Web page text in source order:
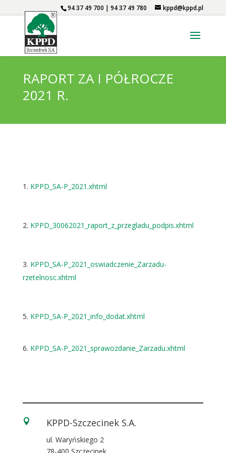
94 37 49 700 | 94 37 49 780 kppd@kppd.pl
RAPORT ZA I PÓŁROCZE
2021 R.
KPPD_SA-P_2021.xhtml
KPPD_30062021_raport_z_przegladu_podpis.xhtml
KPPD_SA-P_2021_oswiadczenie_Zarzadu-
rzetelnosc.xhtml
KPPD_SA-P_2021_info_dodat.xhtml
KPPD_SA-P_2021_sprawozdanie_Zarzadu.xhtml
 KPPD-Szczecinek S.A.
ul. Waryńskiego 2